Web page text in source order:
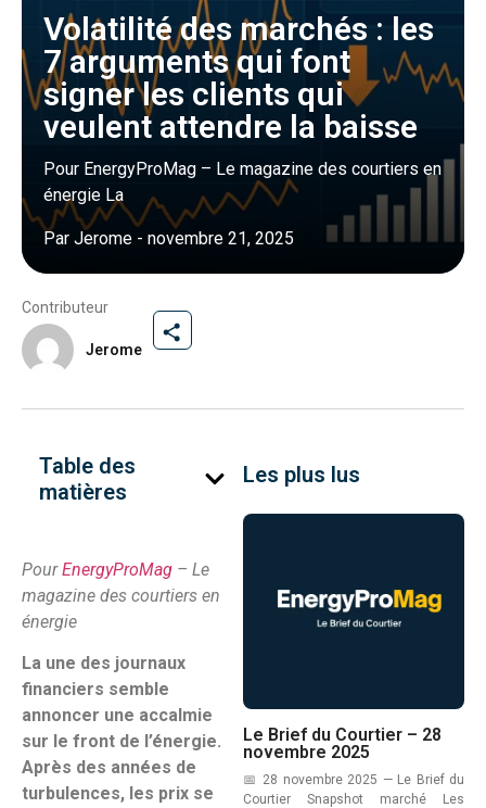
Volatilité des marchés : les
7 arguments qui font
signer les clients qui
veulent attendre la baisse
Pour EnergyProMag – Le magazine des courtiers en
énergie La
Par Jerome - novembre 21, 2025
Contributeur
Jerome
Table des
matières
PourEnergyProMag – Le
magazine des courtiers en
énergie
La une des journaux
financiers semble
annoncer une accalmie
sur le front de l’énergie.
Après des années de
turbulences, les prix se
Les plus lus
Le Brief du Courtier – 28
novembre 2025
📅 28 novembre 2025 — Le Brief du
Courtier Snapshot marché Les